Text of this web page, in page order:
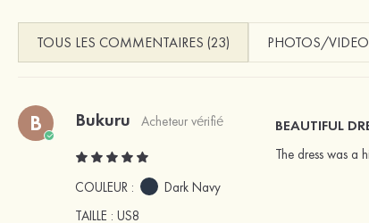
TOUS LES COMMENTAIRES (23) PHOTOS/
B Bukuru Acheteur vérifié
COULEUR :
Dark Navy
TAILLE : US8
BEAUTIFUL
The dress was a